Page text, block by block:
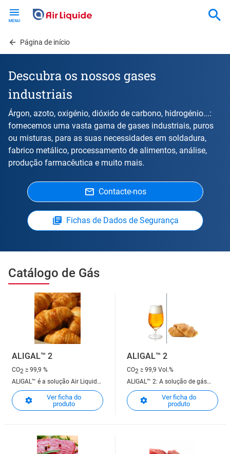
contentPágina de início
Descubra os nossos gases
industriais
Árgon, azoto, oxigénio, dióxido de carbono, hidrogénio...:
fornecemos uma vasta gama de gases industriais, puros
ou misturas, para as suas necessidades em soldadura,
fabrico metálico, processamento de alimentos, análise,
produção farmacêutica e muito mais.
Contacte-nos
Fichas de Dados de Segurança
Catálogo de Gás
ALIGAL™ 2
CO2 ≥ 99,9 %
ALIGAL™ é a solução Air Liquide
dedicada ao mercado agro-
alimentar
Ver ficha do
produto
ALIGAL™ 2
CO2 ≥ 99,9 Vol.%
ALIGAL™ 2: A solução de gás
para bebidas com gás e
proteção ideal dos seus
alimentos!
Ver ficha do
produto